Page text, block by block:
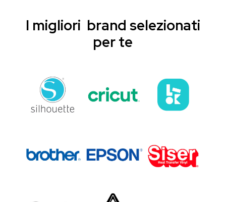
I migliori brand selezionati
per te